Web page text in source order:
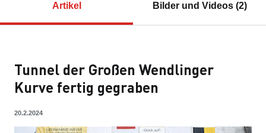
Artikel Bilder und Videos (2)
Tunnel der Großen Wendlinger
Kurve fertig gegraben
20.2.2024